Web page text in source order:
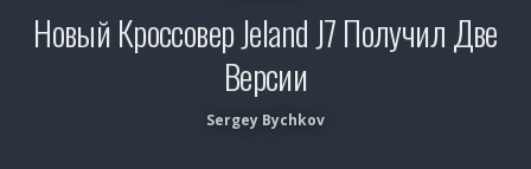
Новый Кроссовер Jeland J7 Получил Две
Версии
Sergey Bychkov